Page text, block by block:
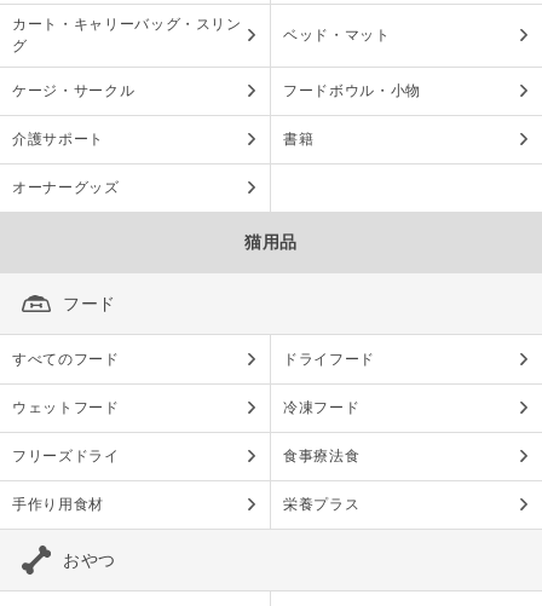
カート・キャリーバッグ・スリン
グ
ベッド・マット
ケージ・サークル フードボウル・小物
介護サポート 書籍
オーナーグッズ
猫用品
フード
すべてのフード ドライフード
ウェットフード 冷凍フード
フリーズドライ 食事療法食
手作り用食材 栄養プラス
おやつ